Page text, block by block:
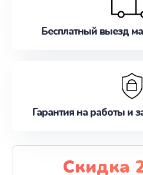
Бесплатный выезд
Гарантия на работы и
Скидка